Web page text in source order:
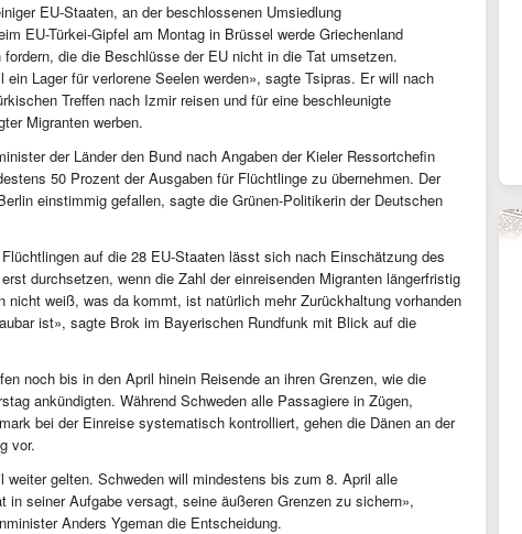
EU-Staaten, an der beschlossenen Umsiedlung
EU-Türkei-Gipfel am Montag in Brüssel werde Griechenland
die die Beschlüsse der EU nicht in die Tat umsetzen.
ein Lager für verlorene Seelen werden», sagte Tsipras. Er will nach
Treffen nach Izmir reisen und für eine beschleunigte
Migranten werben.
der Länder den Bund nach Angaben der Kieler Ressortchefin
50 Prozent der Ausgaben für Flüchtlinge zu übernehmen. Der
einstimmig gefallen, sagte die Grünen-Politikerin der Deutschen
auf die 28 EU-Staaten lässt sich nach Einschätzung des
durchsetzen, wenn die Zahl der einreisenden Migranten längerfristig
nicht weiß, was da kommt, ist natürlich mehr Zurückhaltung vorhanden
ist», sagte Brok im Bayerischen Rundfunk mit Blick auf die
noch bis in den April hinein Reisende an ihren Grenzen, wie die
ankündigten. Während Schweden alle Passagiere in Zügen,
bei der Einreise systematisch kontrolliert, gehen die Dänen an der
vor.
gelten. Schweden will mindestens bis zum 8. April alle
in seiner Aufgabe versagt, seine äußeren Grenzen zu sichern»,
Anders Ygeman die Entscheidung.